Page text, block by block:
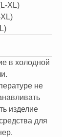
XL)
в холодной
не
изделие
для